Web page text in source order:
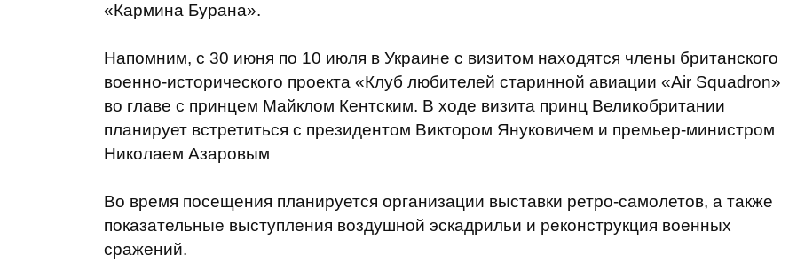
«Кармина Бурана».
Напомним, с 30 июня по 10 июля в Украине с визитом находятся члены британского
военно-исторического проекта «Клуб любителей старинной авиации «Air Squadron»
во главе с принцем Майклом Кентским. В ходе визита принц Великобритании
планирует встретиться с президентом Виктором Януковичем и премьер-министром
Николаем Азаровым
Во время посещения планируется организации выставки ретро-самолетов, а также
показательные выступления воздушной эскадрильи и реконструкция военных
сражений.